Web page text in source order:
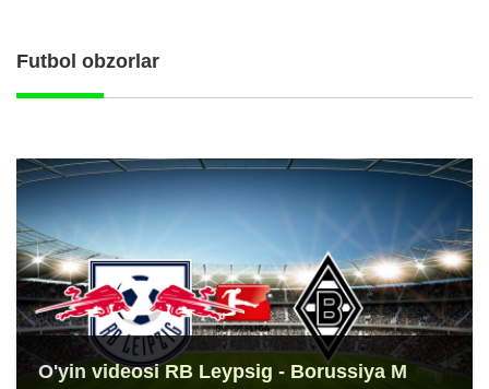
Futbol obzorlar
O'yin videosi RB Leypsig - Borussiya M